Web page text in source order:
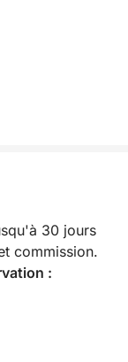
les voiles
dans une
entre les
de
quelques
de l'eau.
téméraires,
du silence
30 jours
commission.
: